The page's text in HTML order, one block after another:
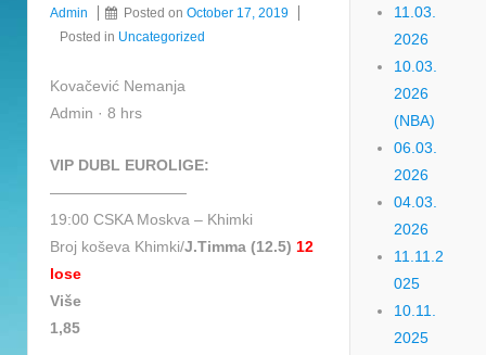
Admin Posted on October 17, 2019
Posted in Uncategorized
Kovačević Nemanja
Admin · 8 hrs
VIP DUBL EUROLIGE:
—————————
19:00 CSKA Moskva – Khimki
Broj koševa Khimki/J.Timma (12.5) 12
lose
Više
1,85
11.03.
2026
10.03.
2026
(NBA)
06.03.
2026
04.03.
2026
11.11.2
025
10.11.
2025